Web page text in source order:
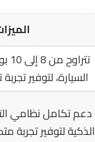
السيارة، لتوفير
دعم تكامل نظامي
الذكية لتوفير تجربة